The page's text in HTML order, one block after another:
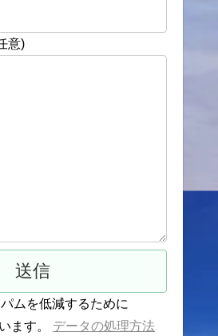
意)
ムを低減するために
ます。 データの処理方法